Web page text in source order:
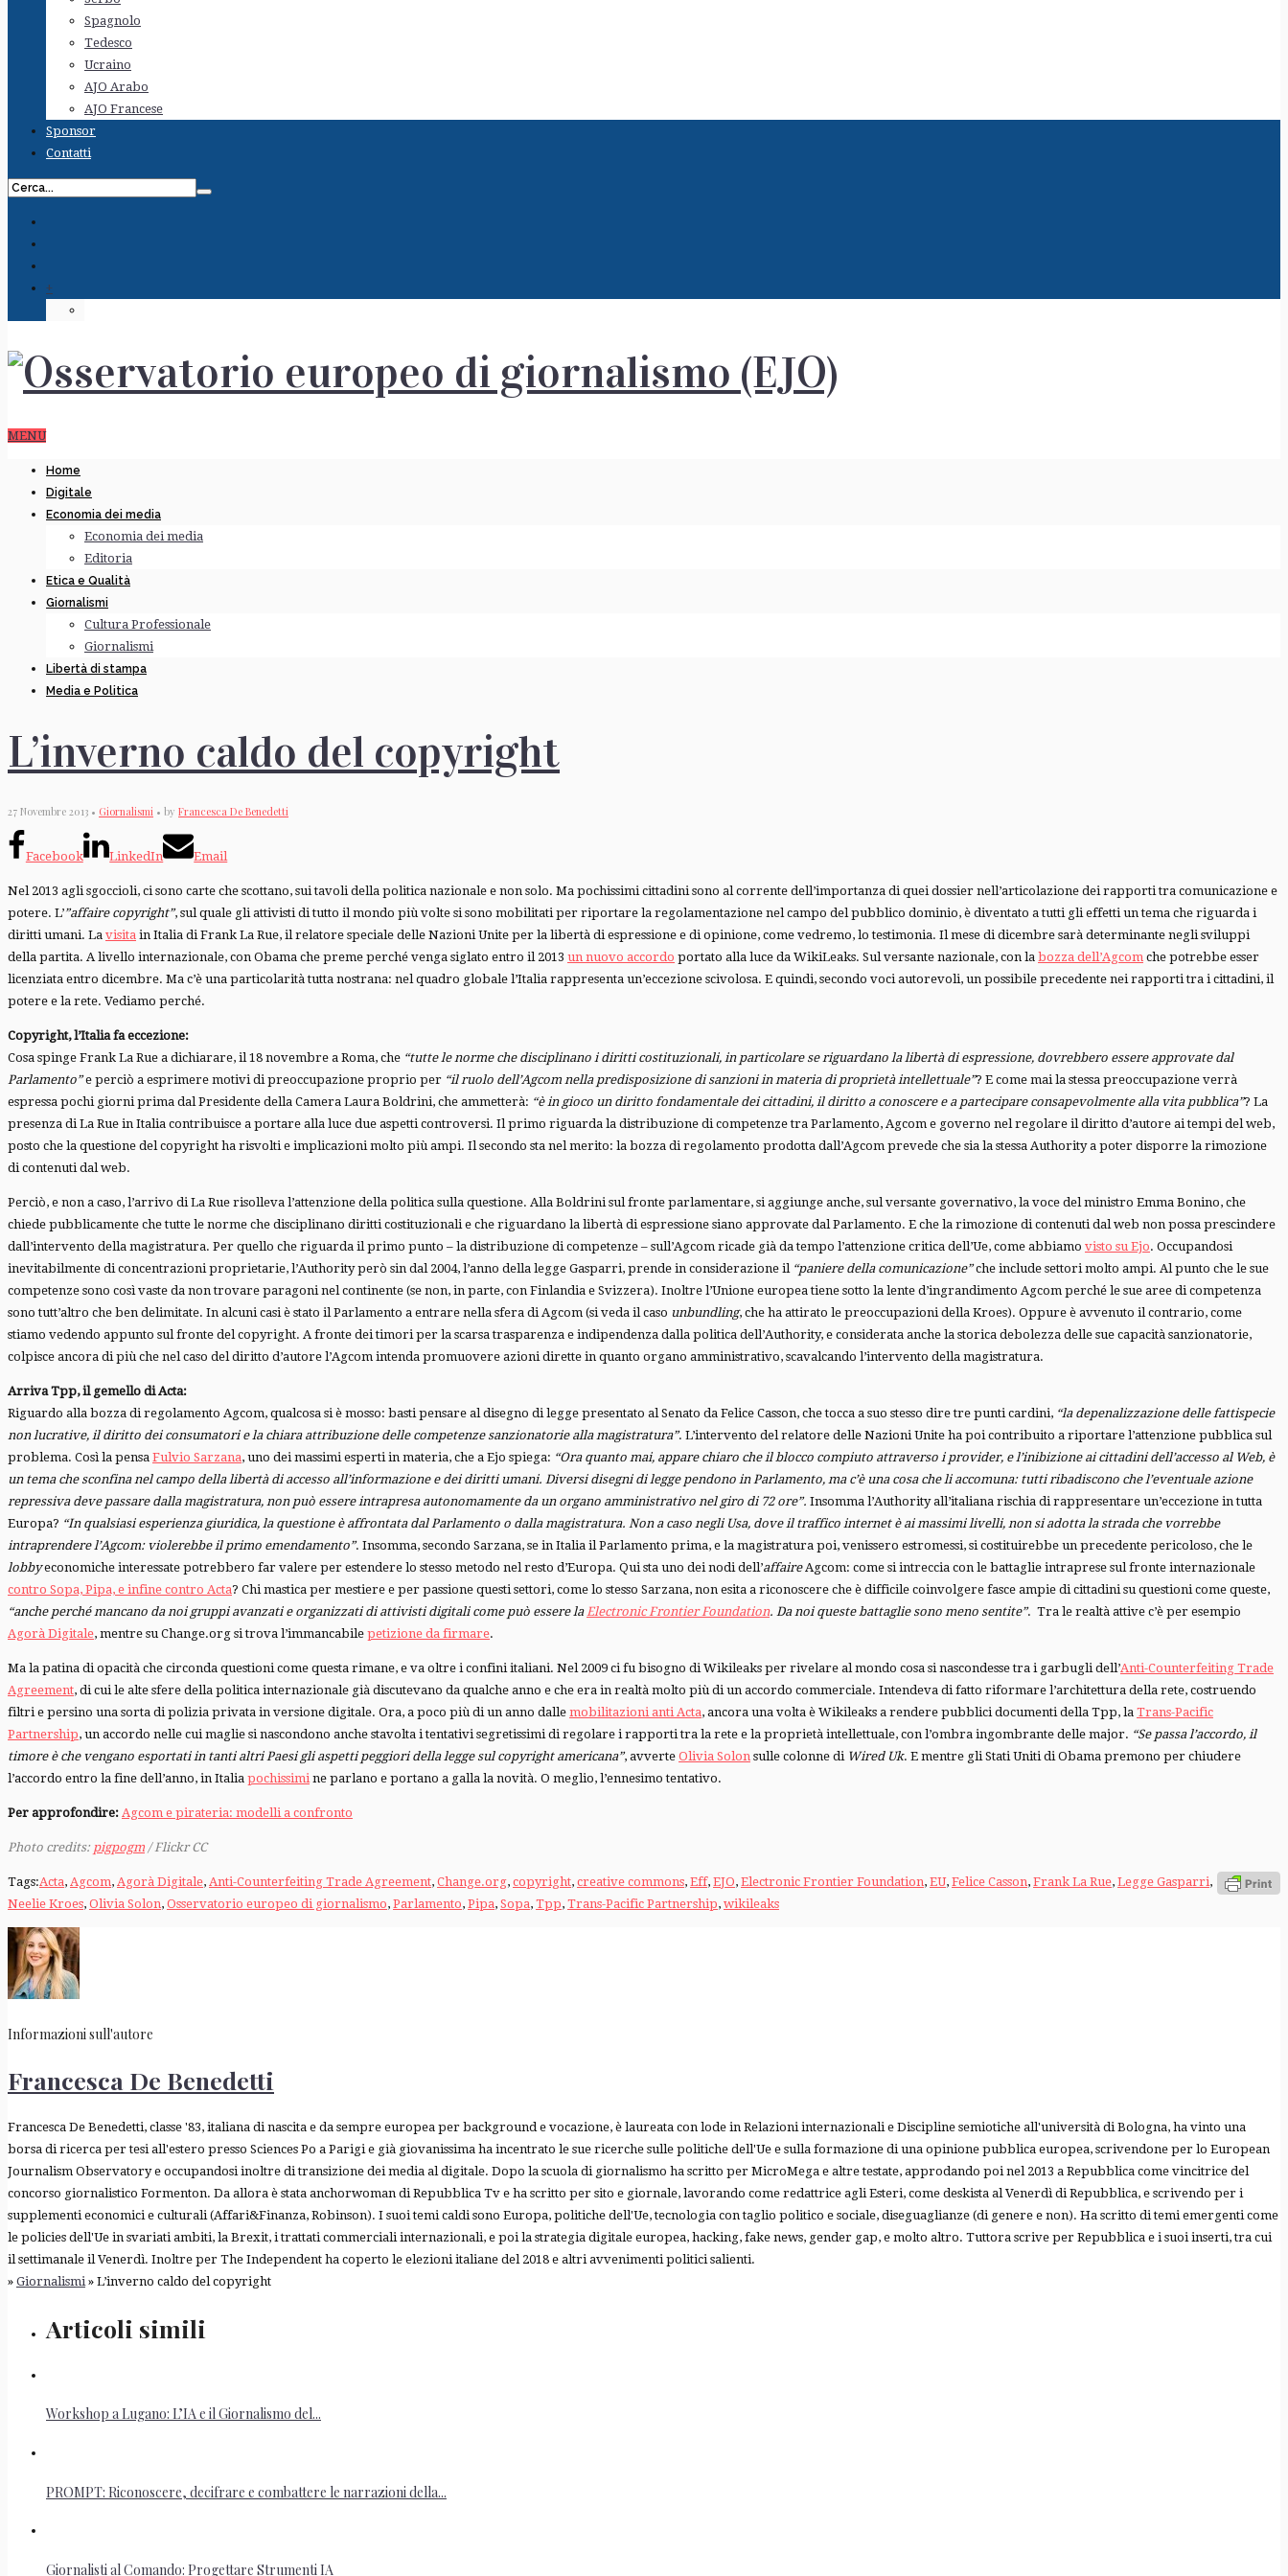
Spagnolo
Tedesco
Ucraino
AJO Arabo
AJO Francese
Sponsor
Contatti
+
MENU
Home
Digitale
Economia dei media
Economia dei media
Editoria
Etica e Qualità
Giornalismi
Cultura Professionale
Giornalismi
Libertà di stampa
Media e Politica
L’inverno caldo del copyright
27 Novembre 2013 • Giornalismi • by Francesca De Benedetti
Facebook LinkedIn Email
Nel 2013 agli sgoccioli, ci sono carte che scottano, sui tavoli della politica nazionale e non solo. Ma pochissimi cittadini sono al corrente dell’importanza di quei dossier nell’articolazione dei rapporti tra comunicazione e
potere. L’”affaire copyright”, sul quale gli attivisti di tutto il mondo più volte si sono mobilitati per riportare la regolamentazione nel campo del pubblico dominio, è diventato a tutti gli effetti un tema che riguarda i
diritti umani. La visita in Italia di Frank La Rue, il relatore speciale delle Nazioni Unite per la libertà di espressione e di opinione, come vedremo, lo testimonia. Il mese di dicembre sarà determinante negli sviluppi
della partita. A livello internazionale, con Obama che preme perché venga siglato entro il 2013 un nuovo accordo portato alla luce da WikiLeaks. Sul versante nazionale, con la bozza dell’Agcom che potrebbe esser
licenziata entro dicembre. Ma c’è una particolarità tutta nostrana: nel quadro globale l’Italia rappresenta un’eccezione scivolosa. E quindi, secondo voci autorevoli, un possibile precedente nei rapporti tra i cittadini, il
potere e la rete. Vediamo perché.
Copyright, l’Italia fa eccezione:
Cosa spinge Frank La Rue a dichiarare, il 18 novembre a Roma, che “tutte le norme che disciplinano i diritti costituzionali, in particolare se riguardano la libertà di espressione, dovrebbero essere approvate dal
Parlamento”e perciò a esprimere motivi di preoccupazione proprio per “il ruolo dell’Agcom nella predisposizione di sanzioni in materia di proprietà intellettuale”? E come mai la stessa preoccupazione verrà
espressa pochi giorni prima dal Presidente della Camera Laura Boldrini, che ammetterà: “è in gioco un diritto fondamentale dei cittadini, il diritto a conoscere e a partecipare consapevolmente alla vita pubblica”? La
presenza di La Rue in Italia contribuisce a portare alla luce due aspetti controversi. Il primo riguarda la distribuzione di competenze tra Parlamento, Agcom e governo nel regolare il diritto d’autore ai tempi del web,
posto che la questione del copyright ha risvolti e implicazioni molto più ampi. Il secondo sta nel merito: la bozza di regolamento prodotta dall’Agcom prevede che sia la stessa Authority a poter disporre la rimozione
di contenuti dal web.
Perciò, e non a caso, l’arrivo di La Rue risolleva l’attenzione della politica sulla questione. Alla Boldrini sul fronte parlamentare, si aggiunge anche, sul versante governativo, la voce del ministro Emma Bonino, che
chiede pubblicamente che tutte le norme che disciplinano diritti costituzionali e che riguardano la libertà di espressione siano approvate dal Parlamento. E che la rimozione di contenuti dal web non possa prescindere
dall’intervento della magistratura. Per quello che riguarda il primo punto – la distribuzione di competenze – sull’Agcom ricade già da tempo l’attenzione critica dell’Ue, come abbiamo visto su Ejo. Occupandosi
inevitabilmente di concentrazioni proprietarie, l’Authority però sin dal 2004, l’anno della legge Gasparri, prende in considerazione il “paniere della comunicazione”che include settori molto ampi. Al punto che le sue
competenze sono così vaste da non trovare paragoni nel continente (se non, in parte, con Finlandia e Svizzera). Inoltre l’Unione europea tiene sotto la lente d’ingrandimento Agcom perché le sue aree di competenza
sono tutt’altro che ben delimitate. In alcuni casi è stato il Parlamento a entrare nella sfera di Agcom (si veda il caso unbundling, che ha attirato le preoccupazioni della Kroes). Oppure è avvenuto il contrario, come
stiamo vedendo appunto sul fronte del copyright. A fronte dei timori per la scarsa trasparenza e indipendenza dalla politica dell’Authority, e considerata anche la storica debolezza delle sue capacità sanzionatorie,
colpisce ancora di più che nel caso del diritto d’autore l’Agcom intenda promuovere azioni dirette in quanto organo amministrativo, scavalcando l’intervento della magistratura.
Arriva Tpp, il gemello di Acta:
Riguardo alla bozza di regolamento Agcom, qualcosa si è mosso: basti pensare al disegno di legge presentato al Senato da Felice Casson, che tocca a suo stesso dire tre punti cardini, “la depenalizzazione delle fattispecie
non lucrative, il diritto dei consumatori e la chiara attribuzione delle competenze sanzionatorie alla magistratura”. L’intervento del relatore delle Nazioni Unite ha poi contribuito a riportare l’attenzione pubblica sul
problema. Così la pensa Fulvio Sarzana, uno dei massimi esperti in materia, che a Ejo spiega: “Ora quanto mai, appare chiaro che il blocco compiuto attraverso i provider, e l’inibizione ai cittadini dell’accesso al Web, è
un tema che sconfina nel campo della libertà di accesso all’informazione e dei diritti umani. Diversi disegni di legge pendono in Parlamento, ma c’è una cosa che li accomuna: tutti ribadiscono che l’eventuale azione
repressiva deve passare dalla magistratura, non può essere intrapresa autonomamente da un organo amministrativo nel giro di 72 ore”. Insomma l’Authority all’italiana rischia di rappresentare un’eccezione in tutta
Europa? “In qualsiasi esperienza giuridica, la questione è affrontata dal Parlamento o dalla magistratura. Non a caso negli Usa, dove il traffico internet è ai massimi livelli, non si adotta la strada che vorrebbe
intraprendere l’Agcom: violerebbe il primo emendamento”. Insomma, secondo Sarzana, se in Italia il Parlamento prima, e la magistratura poi, venissero estromessi, si costituirebbe un precedente pericoloso, che le
lobbyeconomiche interessate potrebbero far valere per estendere lo stesso metodo nel resto d’Europa. Qui sta uno dei nodi dell’affaireAgcom: come si intreccia con le battaglie intraprese sul fronte internazionale
contro Sopa, Pipa, e infine contro Acta? Chi mastica per mestiere e per passione questi settori, come lo stesso Sarzana, non esita a riconoscere che è difficile coinvolgere fasce ampie di cittadini su questioni come queste,
“anche perché mancano da noi gruppi avanzati e organizzati di attivisti digitali come può essere laElectronic Frontier Foundation. Da noi queste battaglie sono meno sentite”. Tra le realtà attive c’è per esempio
Agorà Digitale, mentre su Change.org si trova l’immancabile petizione da firmare.
Ma la patina di opacità che circonda questioni come questa rimane, e va oltre i confini italiani. Nel 2009 ci fu bisogno di Wikileaks per rivelare al mondo cosa si nascondesse tra i garbugli dell’Anti-Counterfeiting Trade
Agreement, di cui le alte sfere della politica internazionale già discutevano da qualche anno e che era in realtà molto più di un accordo commerciale. Intendeva di fatto riformare l’architettura della rete, costruendo
filtri e persino una sorta di polizia privata in versione digitale. Ora, a poco più di un anno dalle mobilitazioni anti Acta, ancora una volta è Wikileaks a rendere pubblici documenti della Tpp, la Trans-Pacific
Partnership, un accordo nelle cui maglie si nascondono anche stavolta i tentativi segretissimi di regolare i rapporti tra la rete e la proprietà intellettuale, con l’ombra ingombrante delle major. “Se passa l’accordo, il
timore è che vengano esportati in tanti altri Paesi gli aspetti peggiori della legge sul copyright americana”, avverte Olivia Solon sulle colonne di Wired Uk. E mentre gli Stati Uniti di Obama premono per chiudere
l’accordo entro la fine dell’anno, in Italia pochissimine parlano e portano a galla la novità. O meglio, l’ennesimo tentativo.
Per approfondire: Agcom e pirateria: modelli a confronto
Photo credits: pigpogm / Flickr CC
Tags:Acta, Agcom, Agorà Digitale, Anti-Counterfeiting Trade Agreement, Change.org, copyright, creative commons, Eff, EJO, Electronic Frontier Foundation, EU, Felice Casson, Frank La Rue, Legge Gasparri,
Neelie Kroes, Olivia Solon, Osservatorio europeo di giornalismo, Parlamento, Pipa, Sopa, Tpp, Trans-Pacific Partnership, wikileaks
Informazioni sull'autore
Francesca De Benedetti
Francesca De Benedetti, classe '83, italiana di nascita e da sempre europea per background e vocazione, è laureata con lode in Relazioni internazionali e Discipline semiotiche all'università di Bologna, ha vinto una
borsa di ricerca per tesi all'estero presso Sciences Po a Parigi e già giovanissima ha incentrato le sue ricerche sulle politiche dell'Ue e sulla formazione di una opinione pubblica europea, scrivendone per lo European
Journalism Observatory e occupandosi inoltre di transizione dei media al digitale. Dopo la scuola di giornalismo ha scritto per MicroMega e altre testate, approdando poi nel 2013 a Repubblica come vincitrice del
concorso giornalistico Formenton. Da allora è stata anchorwoman di Repubblica Tv e ha scritto per sito e giornale, lavorando come redattrice agli Esteri, come deskista al Venerdì di Repubblica, e scrivendo per i
supplementi economici e culturali (Affari&Finanza, Robinson). I suoi temi caldi sono Europa, politiche dell'Ue, tecnologia con taglio politico e sociale, diseguaglianze (di genere e non). Ha scritto di temi emergenti come
le policies dell'Ue in svariati ambiti, la Brexit, i trattati commerciali internazionali, e poi la strategia digitale europea, hacking, fake news, gender gap, e molto altro. Tuttora scrive per Repubblica e i suoi inserti, tra cui
il settimanale il Venerdì. Inoltre per The Independent ha coperto le elezioni italiane del 2018 e altri avvenimenti politici salienti.
» Giornalismi » L’inverno caldo del copyright
Articoli simili
Workshop a Lugano: L’IA e il Giornalismo del...
PROMPT: Riconoscere, decifrare e combattere le narrazioni della...
Giornalisti al Comando: Progettare Strumenti IA